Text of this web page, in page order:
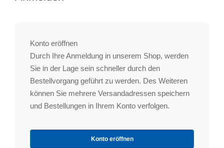
Konto eröffnen
Durch Ihre Anmeldung in unserem Shop, werden
Sie in der Lage sein schneller durch den
Bestellvorgang geführt zu werden. Des Weiteren
können Sie mehrere Versandadressen speichern
und Bestellungen in Ihrem Konto verfolgen.
Konto eröffnen